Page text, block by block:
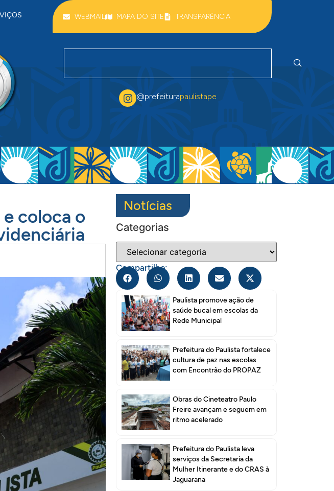
WEBMAIL MAPA DO SITE TRANSPARÊNCIA
@prefeiturapaulistape
coloca o
Notícias
Categorias
Compartilhe:
Paulista promove ação de
saúde bucal em escolas da
Rede Municipal
Prefeitura do Paulista fortalece
cultura de paz nas escolas
com Encontrão do PROPAZ
Obras do Cineteatro Paulo
Freire avançam e seguem em
ritmo acelerado
Prefeitura do Paulista leva
serviços da Secretaria da
Mulher Itinerante e do CRAS à
Jaguarana